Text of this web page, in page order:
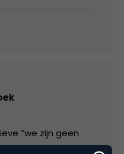
“we zijn geen
tweetup, ergens in